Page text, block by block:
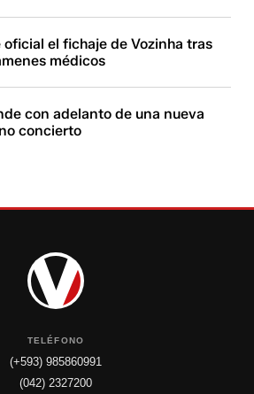
oficial el fichaje de Vozinha tras
médicos
con adelanto de una nueva
concierto
TELÉFONO
(+593) 985860991
(042) 2327200